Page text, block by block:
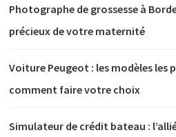
Photographe de grossesse à
précieux de votre maternité
Voiture Peugeot : les modèles les
comment faire votre choix
Simulateur de crédit bateau :